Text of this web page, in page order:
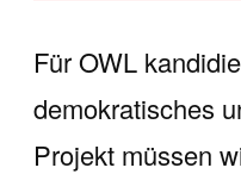
Für OWL
demokratisches
Projekt müssen